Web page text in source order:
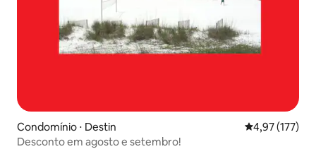
Condomínio ⋅ Destin 4,97 de uma
4,97 (177)
Desconto em agosto e setembro!